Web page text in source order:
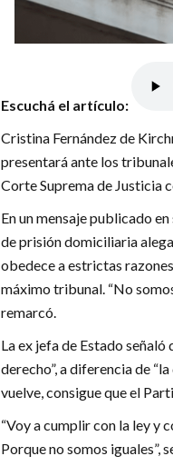
Escuchá el artículo:
Cristina Fernández de
presentará ante los
Corte Suprema de Justicia
En un mensaje publicado
de prisión domiciliaria
obedece a estrictas
máximo tribunal. “No
remarcó.
La ex jefa de Estado señaló
derecho”, a diferencia de
vuelve, consigue que el
“Voy a cumplir con la ley y
Porque no somos iguales”,